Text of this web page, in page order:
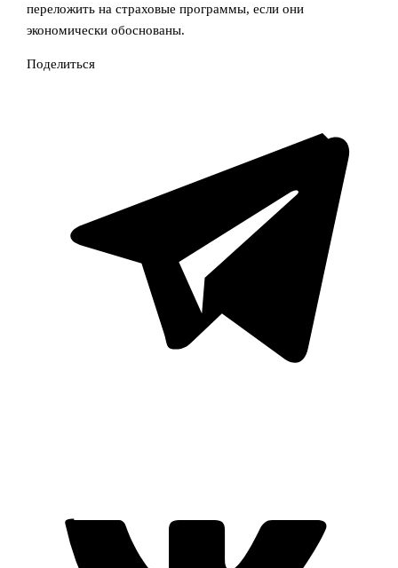
переложить на страховые программы, если они
экономически обоснованы.
Поделиться